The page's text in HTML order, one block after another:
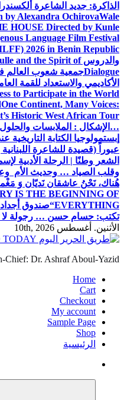
الذاكرة: جديد الشاعرة
by Alexandra OchirovaWale
HOUSE Directed by Kunle
Language Film Festival
2026 in Benin Republic.
والدروسand the Spirit of
Dialogueجمعية شعوب العالم في
الأكاديمي والاستعداد للقمة
to Participate in the World
One Continent, Many Voices:
Historic West African Tour
…الإشكال : الملابسات والحلول
إبستمولوجيا الكتابة التاريخية
عبوراً (قصيدة للشاعرة
الشعر وطنًا | الرحلة الأدبية
وقلب الصياد … وحديث الأم
هُناك، نَحْنُ عاشقان نَديّان وَ
IS THE BEGINNING OF
EVERYTHING“صندوق
تكتب: حسام حسن … رجولة لا
الأثنين. أغسطس 10th, 2026
Chief: Dr. Ashraf Aboul-Yazid
Home
Cart
Checkout
My account
Sample Page
Shop
الرئيسية